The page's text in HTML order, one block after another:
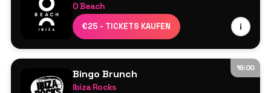
O Beach
€25 - TICKETS KAUFEN i
Ardent
Dayl
Damon Hess
Jamie Love
Morgan Kasiera
16:00
Bingo Brunch
Ibiza Rocks